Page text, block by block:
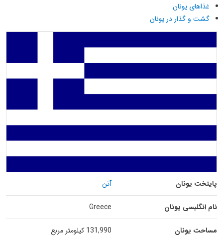
غذاهای یونان
گشت و گذار در یونان
پایتخت یونان آتن
نام انگلیسی یونان Greece
مساحت یونان 131,990 کیلومتر مربع